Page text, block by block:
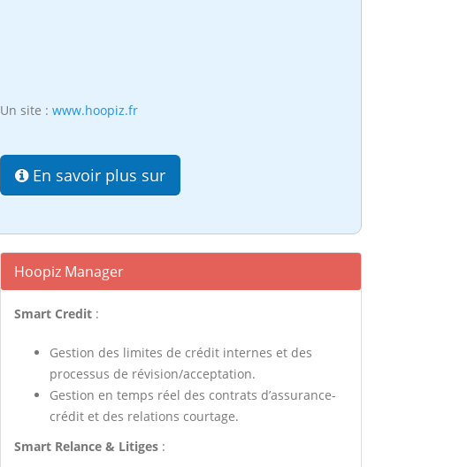
Un site :www.hoopiz.fr
En savoir plus sur
Hoopiz Manager
Smart Credit :
Gestion des limites de crédit internes et des
processus de révision/acceptation.
Gestion en temps réel des contrats d’assurance-
crédit et des relations courtage.
Smart Relance & Litiges :